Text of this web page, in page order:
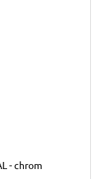
- chrom